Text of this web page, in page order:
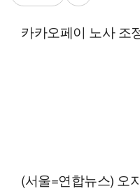
카카오페이 노사 조
(서울=연합뉴스) 오